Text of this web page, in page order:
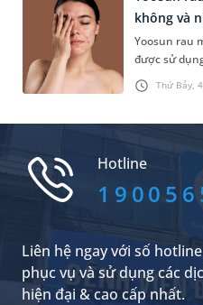
chứng ảnh
Thứ Bảy,
không và
Yoosun rau
được sử
ngứa da.
người là
Hotline
Liên hệ ngay với số
phục vụ và sử dụng các
hiện đại & cao cấp nhất.